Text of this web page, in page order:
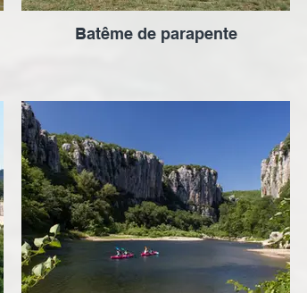
Batême de parapente